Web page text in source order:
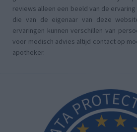
reviews alleen een beeld van de
die van de eigenaar van deze
ervaringen kunnen verschillen van
voor medisch advies altijd contact op
apotheker.